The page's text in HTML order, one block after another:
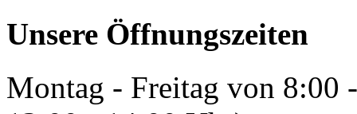
Unsere Öffnungszeiten
Montag - Freitag von 8:00